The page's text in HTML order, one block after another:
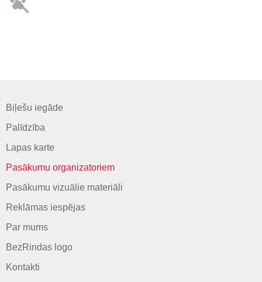
Biļešu iegāde
Palīdzība
Lapas karte
Pasākumu organizatoriem
Pasākumu vizuālie materiāli
Reklāmas iespējas
Par mums
BezRindas logo
Kontakti